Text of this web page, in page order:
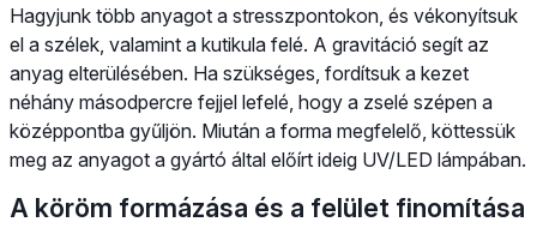
Hagyjunk több anyagot a stresszpontokon, és vékonyítsuk
el a szélek, valamint a kutikula felé. A gravitáció segít az
anyag elterülésében. Ha szükséges, fordítsuk a kezet
néhány másodpercre fejjel lefelé, hogy a zselé szépen a
középpontba gyűljön. Miután a forma megfelelő, köttessük
meg az anyagot a gyártó által előírt ideig UV/LED lámpában.
A köröm formázása és a felület finomítása